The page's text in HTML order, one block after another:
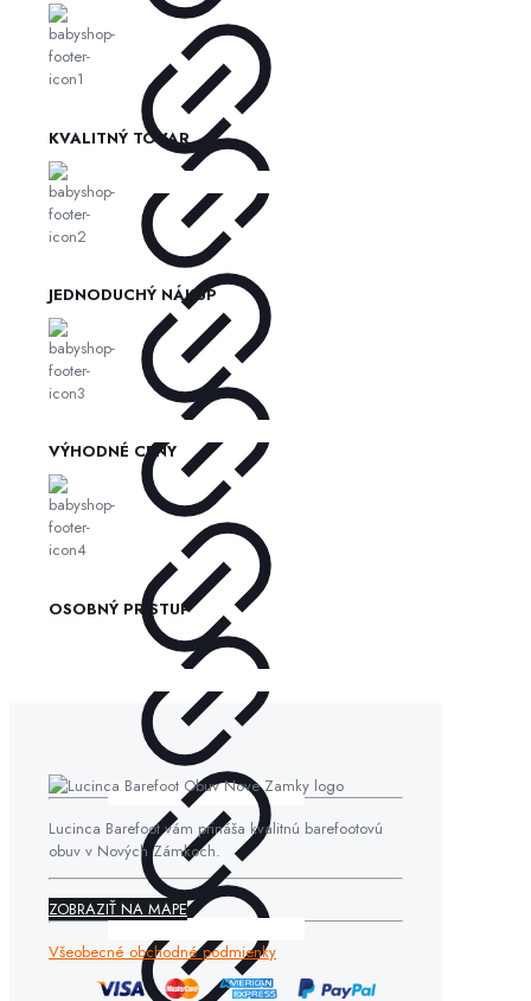
KVALITNÝ TOVAR
JEDNODUCHÝ NÁKUP
VÝHODNÉ CENY
OSOBNÝ PRÍSTUP
Lucinca Barefoot vám prináša kvalitnú barefootovú
obuv v Nových Zámkoch.
ZOBRAZIŤ NA MAPE
Všeobecné obchodné podmienky